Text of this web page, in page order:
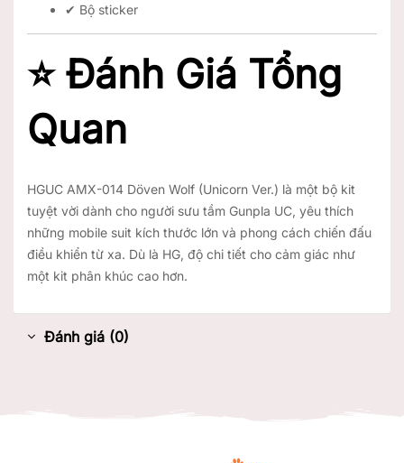
✔ Bộ sticker
⭐ Đánh Giá Tổng
Quan
HGUC AMX-014 Döven Wolf (Unicorn Ver.) là một bộ kit
tuyệt vời dành cho người sưu tầm Gunpla UC, yêu thích
những mobile suit kích thước lớn và phong cách chiến đấu
điều khiển từ xa. Dù là HG, độ chi tiết cho cảm giác như
một kit phân khúc cao hơn.
Đánh giá (0)